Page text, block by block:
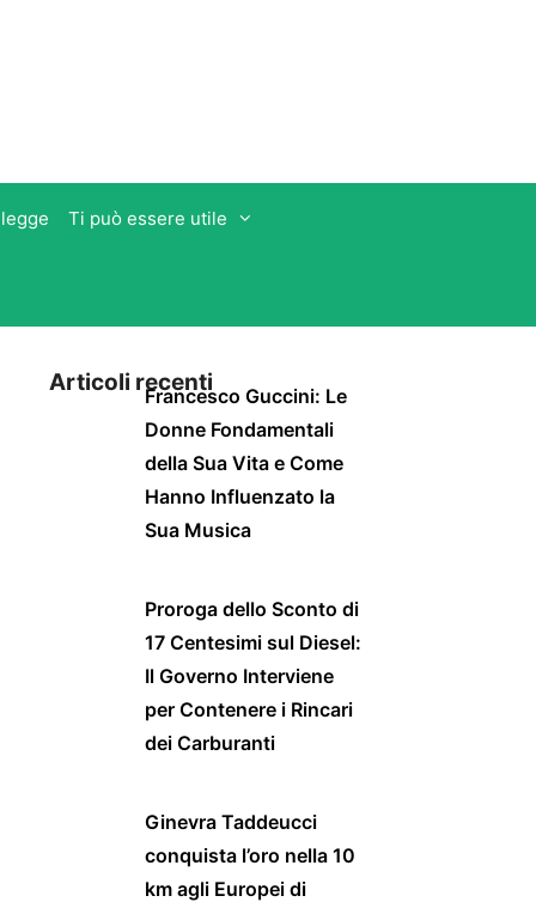
Ti può essere utile
Articoli recentiFrancesco Guccini: Le
Donne Fondamentali
della Sua Vita e Come
Hanno Influenzato la
Sua Musica
Proroga dello Sconto di
17 Centesimi sul Diesel:
Il Governo Interviene
per Contenere i Rincari
dei Carburanti
Ginevra Taddeucci
conquista l’oro nella 10
km agli Europei di